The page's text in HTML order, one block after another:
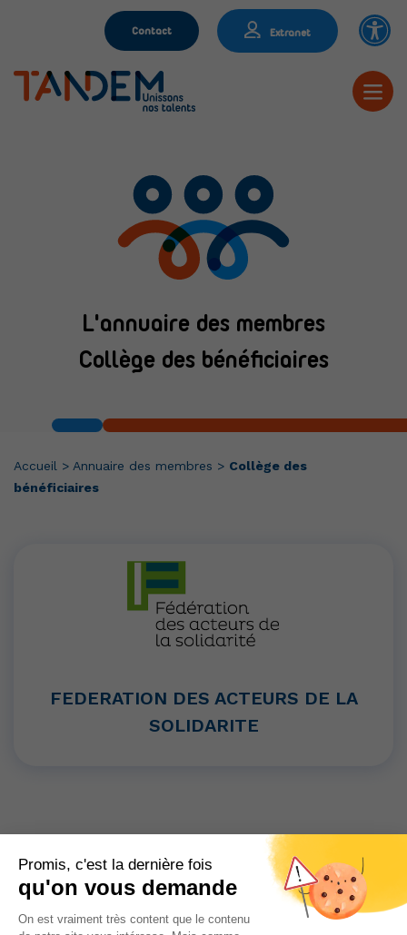
Contact Extranet
L'annuaire des membres
Collège des bénéficiaires
Accueil > Annuaire des membres > Collège des
bénéficiaires
FEDERATION DES ACTEURS DE LA
SOLIDARITE